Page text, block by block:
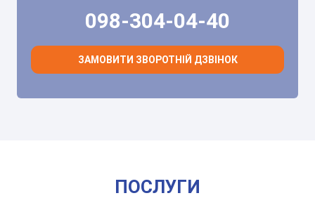
098-304-04-40
ЗАМОВИТИ ЗВОРОТНІЙ ДЗВІНОК
ПОСЛУГИ